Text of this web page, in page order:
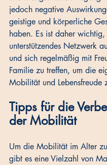
jedoch negative
geistige und körperliche
haben. Es ist daher
unterstützendes Netzwerk
und sich regelmäßig mit
Familie zu treffen, um die
Mobilität und Lebensfreude
Tipps für die
der Mobilität
Um die Mobilität im Alter
gibt es eine Vielzahl von